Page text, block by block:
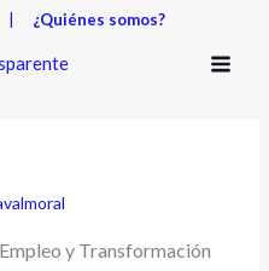
¿Quiénes somos?
y Transformación